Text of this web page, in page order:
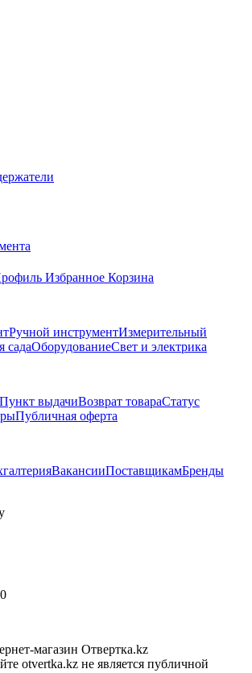
Избранное Корзина
Ручной инструментИзмерительный
садаОборудованиеСвет и электрика
Пункт выдачиВозврат товараСтатус
Публичная оферта
ВакансииПоставщикамБренды
магазин Отвертка.kz
otvertka.kz не является публичной